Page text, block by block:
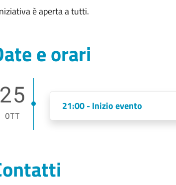
è aperta a tutti.
e orari
25
OTT
21:00 - Inizio evento